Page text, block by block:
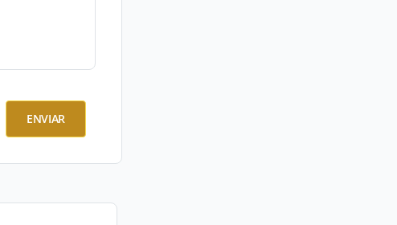
ENVIAR